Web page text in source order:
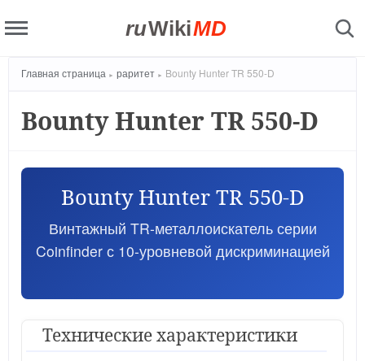
ruWikiMD
Главная страница раритет Bounty Hunter TR 550-D
Bounty Hunter TR 550-D
Bounty Hunter TR 550-D
Винтажный TR-металлоискатель серии
Coinfinder с 10-уровневой дискриминацией
Технические характеристики